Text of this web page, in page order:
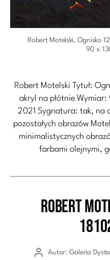
Robert Motelski, Ognisko
90 x
Robert Motelski Tytuł:
akryl na płótnie
2021 Sygnatura: tak, na
pozostałych obrazów
minimalistycznych
farbami olejnymi,
Robert
AutorAutor: Galeria